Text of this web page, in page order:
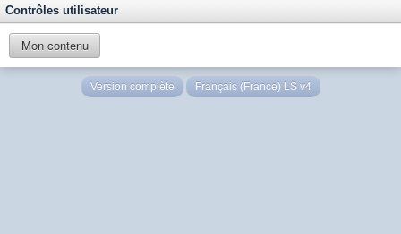
Contrôles utilisateur
Mon contenu
Version complète Français (France) LS v4